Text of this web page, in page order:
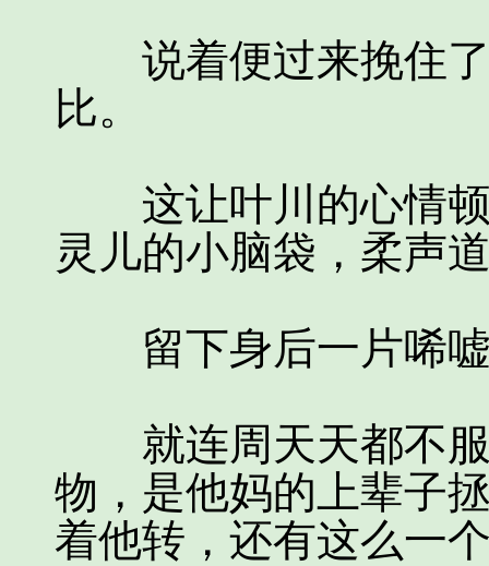
说着便过来挽住了
比。
这让叶川的心情顿
灵儿的小脑袋，柔声
留下身后一片唏
就连周天天都不服
物，是他妈的上辈子
着他转，还有这么一